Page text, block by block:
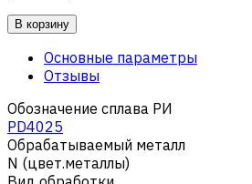
В корзину
Основные параметры
Отзывы
Обозначение сплава РИ
PD4025
Обрабатываемый металл
N (цвет.металлы)